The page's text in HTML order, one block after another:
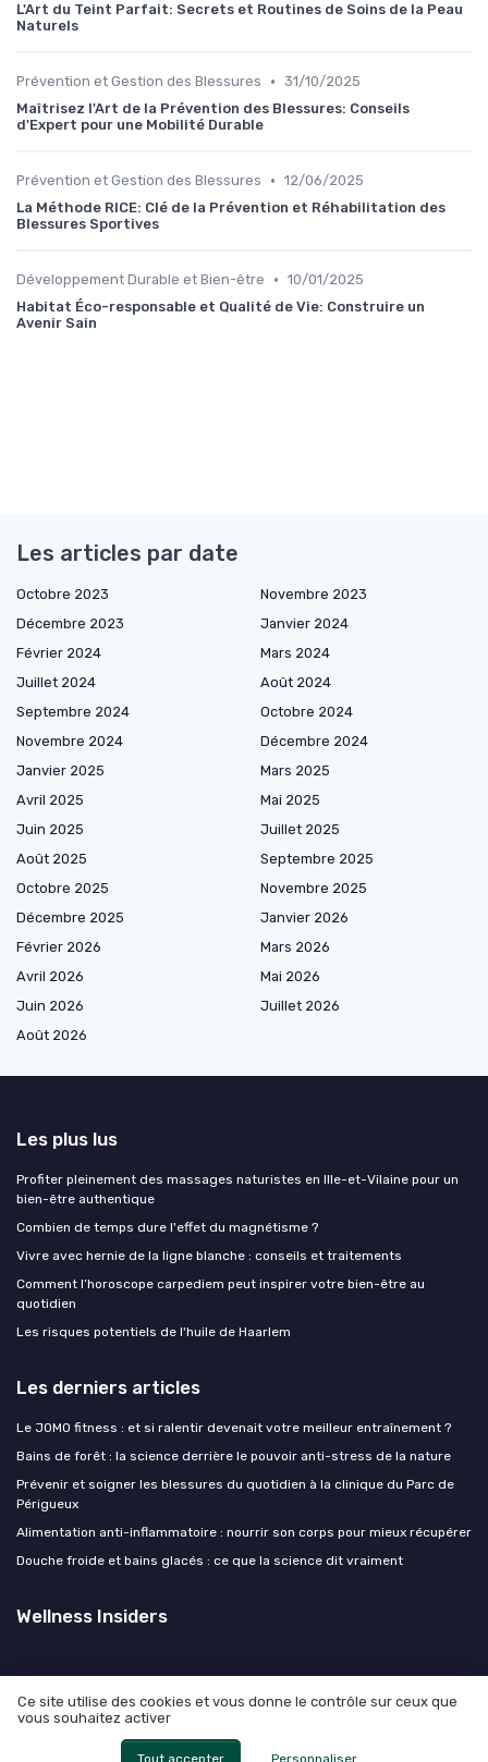
L'Art du Teint Parfait: Secrets et Routines de Soins de la Peau
Naturels
Prévention et Gestion des Blessures • 31/10/2025
Maîtrisez l'Art de la Prévention des Blessures: Conseils
d'Expert pour une Mobilité Durable
Prévention et Gestion des Blessures • 12/06/2025
La Méthode RICE: Clé de la Prévention et Réhabilitation des
Blessures Sportives
Développement Durable et Bien-être • 10/01/2025
Habitat Éco-responsable et Qualité de Vie: Construire un
Avenir Sain
Les articles par date
Octobre 2023
Novembre 2023
Décembre 2023
Janvier 2024
Février 2024
Mars 2024
Juillet 2024
Août 2024
Septembre 2024
Octobre 2024
Novembre 2024
Décembre 2024
Janvier 2025
Mars 2025
Avril 2025
Mai 2025
Juin 2025
Juillet 2025
Août 2025
Septembre 2025
Octobre 2025
Novembre 2025
Décembre 2025
Janvier 2026
Février 2026
Mars 2026
Avril 2026
Mai 2026
Juin 2026
Juillet 2026
Août 2026
Les plus lus
Profiter pleinement des massages naturistes en Ille-et-Vilaine pour un
bien-être authentique
Combien de temps dure l'effet du magnétisme ?
Vivre avec hernie de la ligne blanche : conseils et traitements
Comment l’horoscope carpediem peut inspirer votre bien-être au
quotidien
Les risques potentiels de l'huile de Haarlem
Les derniers articles
Le JOMO fitness : et si ralentir devenait votre meilleur entraînement ?
Bains de forêt : la science derrière le pouvoir anti-stress de la nature
Prévenir et soigner les blessures du quotidien à la clinique du Parc de
Périgueux
Alimentation anti-inflammatoire : nourrir son corps pour mieux récupérer
Douche froide et bains glacés : ce que la science dit vraiment
Wellness Insiders
Mentions légales
© Wellness Insiders 2026
Ce site utilise des cookies et vous donne le contrôle sur ceux que
vous souhaitez activer
Tout accepter Personnaliser